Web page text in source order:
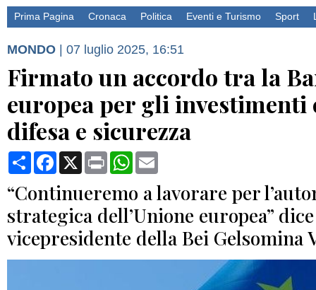
Prima Pagina Cronaca Politica Eventi e Turismo Sport
MONDO | 07 luglio 2025, 16:51
Firmato un accordo tra la
europea per gli investimenti
difesa e sicurezza
CondividiFacebook
X Print WhatsApp
“Continueremo a lavorare per
strategica dell’Unione europea”
vicepresidente della Bei Gelsomina